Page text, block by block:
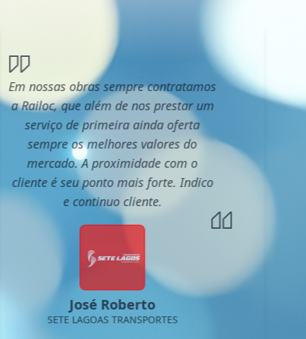
Em nossas obras sempre contratamos
a Railoc, que além de nos prestar um
serviço de primeira ainda oferta
sempre os melhores valores do
mercado. A proximidade com o
cliente é seu ponto mais forte. Indico
e continuo cliente.
José Roberto
SETE LAGOAS TRANSPORTES